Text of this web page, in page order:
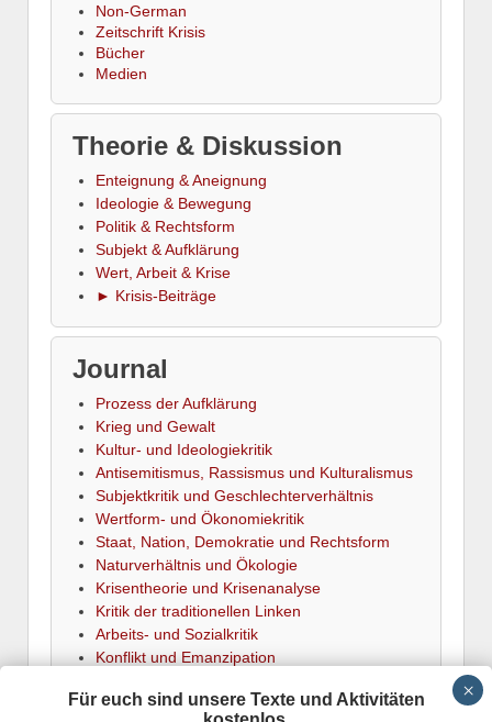
Non-German
Zeitschrift Krisis
Bücher
Medien
Theorie & Diskussion
Enteignung & Aneignung
Ideologie & Bewegung
Politik & Rechtsform
Subjekt & Aufklärung
Wert, Arbeit & Krise
► Krisis-Beiträge
Journal
Prozess der Aufklärung
Krieg und Gewalt
Kultur- und Ideologiekritik
Antisemitismus, Rassismus und Kulturalismus
Subjektkritik und Geschlechterverhältnis
Wertform- und Ökonomiekritik
Staat, Nation, Demokratie und Rechtsform
Naturverhältnis und Ökologie
Krisentheorie und Krisenanalyse
Kritik der traditionellen Linken
Arbeits- und Sozialkritik
Konflikt und Emanzipation
Für euch sind unsere Texte und Aktivitäten